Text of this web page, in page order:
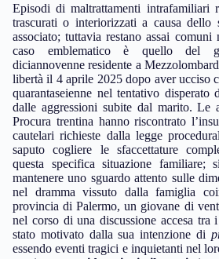
Episodi di maltrattamenti intrafamiliari
trascurati o interiorizzati a causa dello
associato; tuttavia restano assai comuni
caso emblematico è quello del
diciannovenne residente a
libertà il 4 aprile 2025 dopo aver ucciso
quarantaseienne nel tentativo disperato
dalle aggressioni subite dal marito. Le
Procura trentina hanno riscontrato
cautelari richieste dalla legge
saputo cogliere le sfaccettature
questa specifica situazione familiare;
mantenere uno sguardo attento sulle
nel dramma vissuto dalla famiglia
provincia di Palermo, un giovane di
nel corso di una discussione accesa
stato motivato dalla sua intenzione di
essendo eventi tragici e inquietanti nel